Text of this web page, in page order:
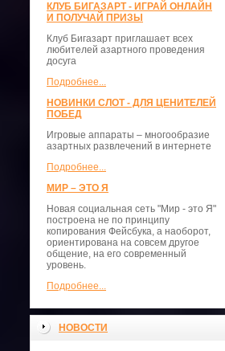
КЛУБ БИГАЗАРТ - ИГРАЙ ОНЛАЙН
И ПОЛУЧАЙ ПРИЗЫ
Клуб Бигазарт приглашает всех
любителей азартного проведения
досуга
Подробнее...
НОВИНКИ СЛОТ - ДЛЯ ЦЕНИТЕЛЕЙ
ПОБЕД
Игровые аппараты – многообразие
азартных развлечений в интернете
Подробнее...
МИР – ЭТО Я
Новая социальная сеть "Мир - это Я"
построена не по принципу
копирования Фейсбука, а наоборот,
ориентирована на совсем другое
общение, на его современный
уровень.
Подробнее...
НОВОСТИ